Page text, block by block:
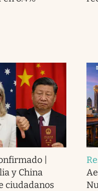
|
y China
ciudadanos